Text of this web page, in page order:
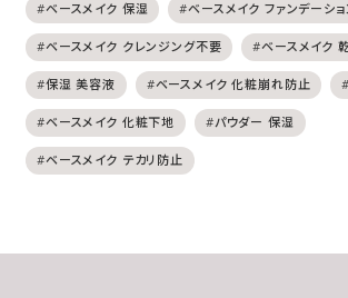
#ベースメイク 保湿 #ベースメイク ファンデーショ
#ベースメイク クレンジング不要 #ベースメイク
#保湿 美容液 #ベースメイク 化粧崩れ防止
#ベースメイク 化粧下地 #パウダー 保湿
#ベースメイク テカリ防止